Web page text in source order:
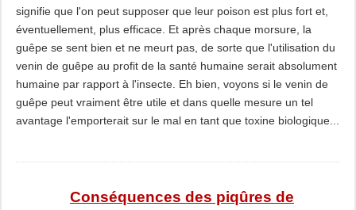
signifie que l'on peut supposer que leur poison est plus fort et,
éventuellement, plus efficace. Et après chaque morsure, la
guêpe se sent bien et ne meurt pas, de sorte que l'utilisation du
venin de guêpe au profit de la santé humaine serait absolument
humaine par rapport à l'insecte. Eh bien, voyons si le venin de
guêpe peut vraiment être utile et dans quelle mesure un tel
avantage l'emporterait sur le mal en tant que toxine biologique...
Conséquences des piqûres de